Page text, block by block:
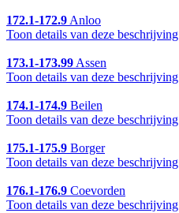
172.1-172.9Anloo
Toon details van deze beschrijving
173.1-173.99Assen
Toon details van deze beschrijving
174.1-174.9 Beilen
Toon details van deze beschrijving
175.1-175.9 Borger
Toon details van deze beschrijving
176.1-176.9 Coevorden
Toon details van deze beschrijving